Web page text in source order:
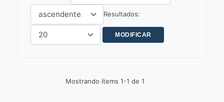
Resultados:
Mostrando ítems 1-1 de 1